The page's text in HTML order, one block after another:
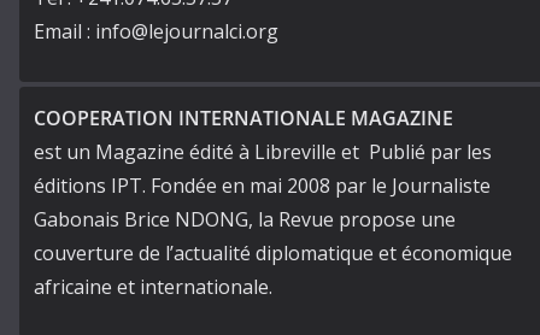
Email : info@lejournalci.org
COOPERATION INTERNATIONALE MAGAZINE
est un Magazine édité à Libreville et Publié par les
éditions IPT. Fondée en mai 2008 par le Journaliste
Gabonais Brice NDONG, la Revue propose une
couverture de l’actualité diplomatique et économique
africaine et internationale.